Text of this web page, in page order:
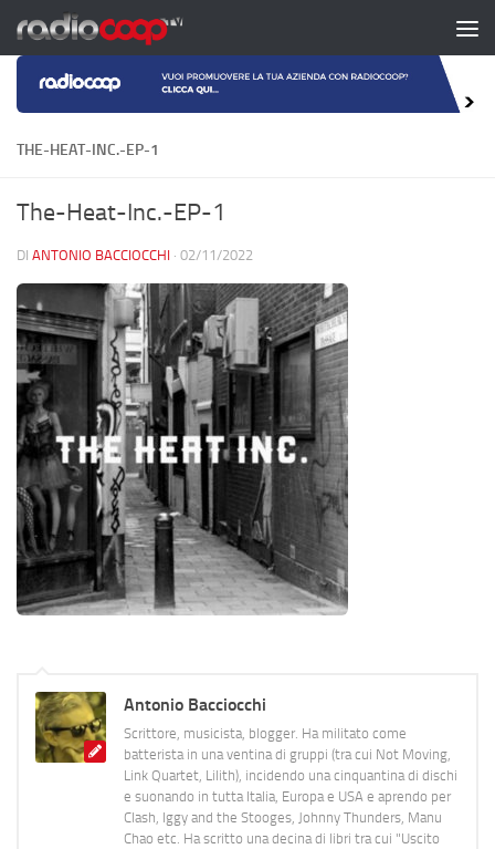
Salta al contenuto
THE-HEAT-INC.-EP-1
The-Heat-Inc.-EP-1
DI ANTONIO BACCIOCCHI · 02/11/2022
Antonio Bacciocchi
Scrittore, musicista, blogger. Ha militato come
batterista in una ventina di gruppi (tra cui Not Moving,
Link Quartet, Lilith), incidendo una cinquantina di dischi
e suonando in tutta Italia, Europa e USA e aprendo per
Clash, Iggy and the Stooges, Johnny Thunders, Manu
Chao etc. Ha scritto una decina di libri tra cui "Uscito